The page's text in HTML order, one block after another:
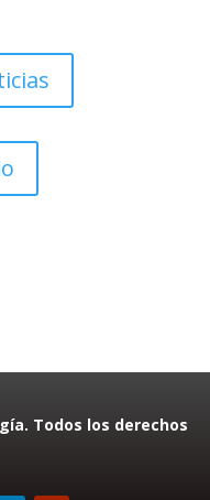
Todos los derechos